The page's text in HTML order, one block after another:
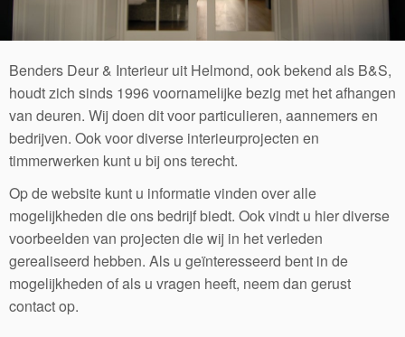
Benders Deur & Interieur uit Helmond, ook bekend als B&S,
houdt zich sinds 1996 voornamelijke bezig met het afhangen
van deuren. Wij doen dit voor particulieren, aannemers en
bedrijven. Ook voor diverse interieurprojecten en
timmerwerken kunt u bij ons terecht.
Op de website kunt u informatie vinden over alle
mogelijkheden die ons bedrijf biedt. Ook vindt u hier diverse
voorbeelden van projecten die wij in het verleden
gerealiseerd hebben. Als u geïnteresseerd bent in de
mogelijkheden of als u vragen heeft, neem dan gerust
contact op.